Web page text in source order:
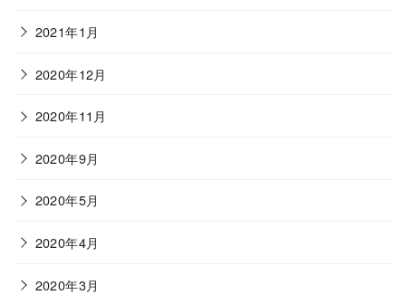
2021年1月
2020年12月
2020年11月
2020年9月
2020年5月
2020年4月
2020年3月